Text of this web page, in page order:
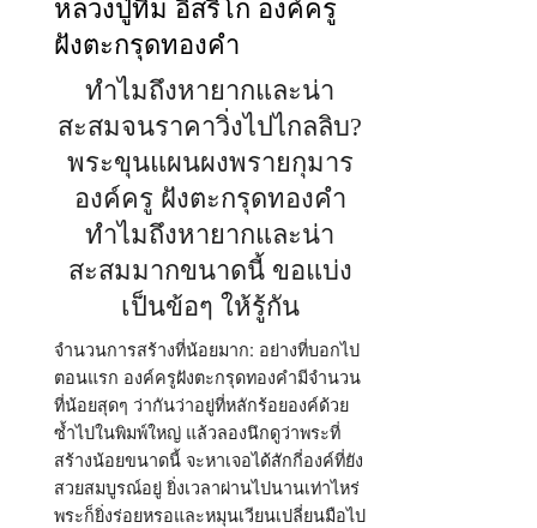
ทำไมถึงหายากและน่า
สะสมจนราคาวิ่งไปไกลลิบ?
พระขุนแผนผงพรายกุมาร
องค์ครู ฝังตะกรุดทองคำ
ทำไมถึงหายากและน่า
สะสมมากขนาดนี้ ขอแบ่ง
เป็นข้อๆ ให้รู้กัน
จำนวนการสร้างที่น้อยมาก: อย่างที่บอกไป
ตอนแรก องค์ครูฝังตะกรุดทองคำมีจำนวน
ที่น้อยสุดๆ ว่ากันว่าอยู่ที่หลักร้อยองค์ด้วย
ซ้ำไปในพิมพ์ใหญ่ แล้วลองนึกดูว่าพระที่
สร้างน้อยขนาดนี้ จะหาเจอได้สักกี่องค์ที่ยัง
สวยสมบูรณ์อยู่ ยิ่งเวลาผ่านไปนานเท่าไหร่
พระก็ยิ่งร่อยหรอและหมุนเวียนเปลี่ยนมือไป